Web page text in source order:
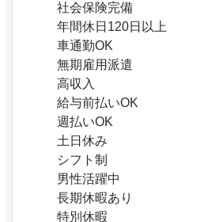
社会保険完備
年間休日120日以上
車通勤OK
無期雇用派遣
高収入
給与前払いOK
週払いOK
土日休み
シフト制
男性活躍中
長期休暇あり
特別休暇